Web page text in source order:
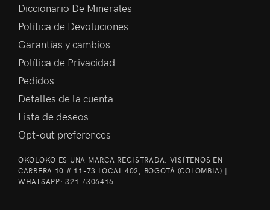
Diccionario De Minerales
Política de Devoluciones
Garantías y cambios
Política de Privacidad
Pedidos
Detalles de la cuenta
Lista de deseos
Opt-out preferences
OKOLOKO ES UNA MARCA REGISTRADA. VISÍTENOS EN
CARRERA 10 # 11-73 LOCAL 402, BOGOTÁ (COLOMBIA) |
WHATSAPP:321 7306416